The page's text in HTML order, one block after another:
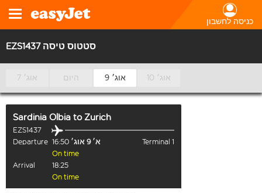
כניסה לחשבון
EZS1437 סטטוס טיסה
7 אוג׳ היום 9 אוג׳ 10 אוג׳
Sardinia Olbia toZurich
EZS1437
Departure 16:50 א׳ 9 אוג׳
Terminal 1
On time
Arrival
18:25
On time